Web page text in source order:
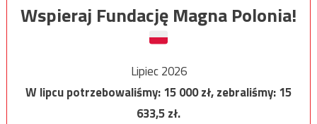
Wspieraj Fundację Magna Polonia!
Lipiec 2026
W lipcu potrzebowaliśmy:15 000zł, zebraliśmy:15
633,5zł.